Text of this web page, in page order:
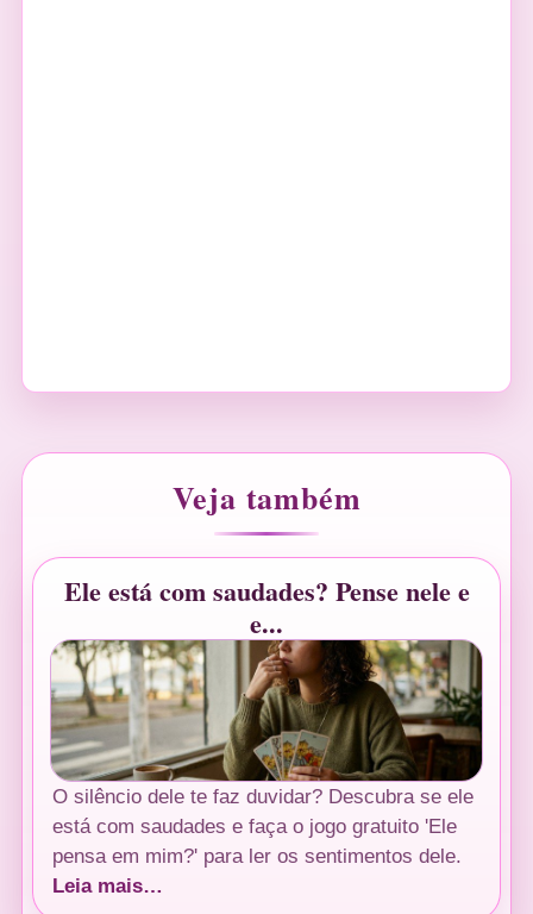
Veja também
Ele está com saudades? Pense nele e
e...
O silêncio dele te faz duvidar? Descubra se ele
está com saudades e faça o jogo gratuito 'Ele
pensa em mim?' para ler os sentimentos dele.
Leia mais…